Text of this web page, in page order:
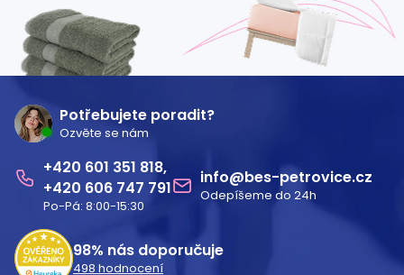
Potřebujete poradit?
Ozvěte se nám
601 351 818
606 747 791
Po-Pá: 8:00-15:30
info@bes-petrovice.cz
Odepíšeme do 24h
98% nás doporučuje
498 hodnocení